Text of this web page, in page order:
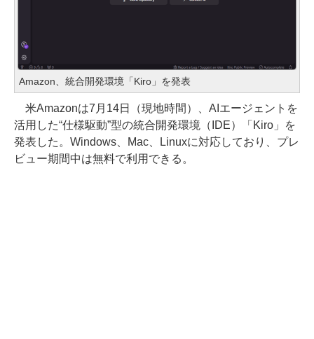
Amazon、統合開発環境「Kiro」を発表
米Amazonは7月14日（現地時間）、AIエージェントを
活用した“仕様駆動”型の統合開発環境（IDE）「Kiro」を
発表した。Windows、Mac、Linuxに対応しており、プレ
ビュー期間中は無料で利用できる。